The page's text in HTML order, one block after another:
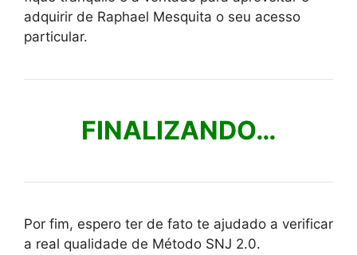
adquirir de Raphael Mesquita o seu acesso
particular.
FINALIZANDO…
Por fim, espero ter de fato te ajudado a verificar
a real qualidade de Método SNJ 2.0.